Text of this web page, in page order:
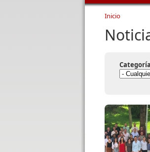
Se
Inicio